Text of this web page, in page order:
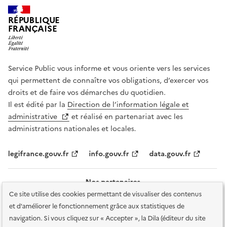
Ce site utilise des cookies permettant de visualiser des contenus
et d'améliorer le fonctionnement grâce aux statistiques de
navigation. Si vous cliquez sur « Accepter », la Dila (éditeur du site
RÉPUBLIQUE
FRANÇAISE
Service Public vous informe et vous oriente vers les services
qui permettent de connaître vos obligations, d’exercer vos
droits et de faire vos démarches du quotidien.
Il est édité par la Direction de l’information légale et
administrative
et réalisé en partenariat avec les
administrations nationales et locales.
legifrance.gouv.fr info.gouv.fr data.gouv.fr
Nos partenaires